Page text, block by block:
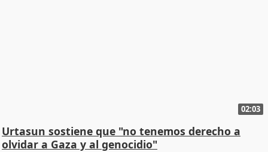
02:03
Urtasun sostiene que "no tenemos derecho a
olvidar a Gaza y al genocidio"